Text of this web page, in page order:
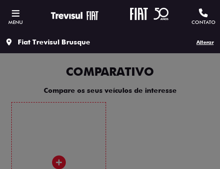
MENU CONTATO
Fiat Trevisul Brusque Alterar
COMPARATIVO
Compare os seus veículos de interesse